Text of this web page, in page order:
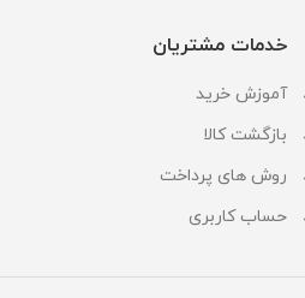
خدمات مشتریان
آموزش خرید
بازگشت کالا
روش های پرداخت
حساب کاربری